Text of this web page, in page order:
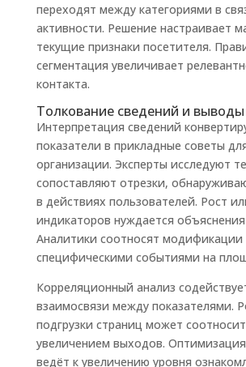
переходят между категориями в
активности. Решение настраивает
текущие признаки посетителя.
сегментация увеличивает
контакта.
Толкование сведений и выводы
Интерпретация сведений
показатели в прикладные советы
организации. Эксперты исследуют
сопоставляют отрезки,
в действиях пользователей. Рост
индикаторов нуждается
Аналитики соотносят модификации
специфическими событиями на
Корреляционный анализ
взаимосвязи между показателями.
подгрузки страниц может
увеличением выходов.
ведёт к увеличению уровня